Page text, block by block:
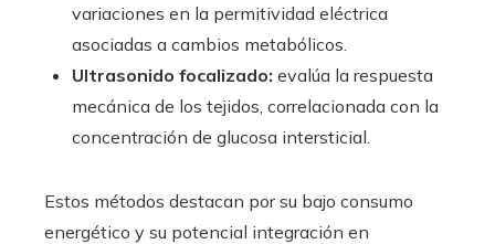
variaciones en la permitividad eléctrica
asociadas a cambios metabólicos.
Ultrasonido focalizado: evalúa la respuesta
mecánica de los tejidos, correlacionada con la
concentración de glucosa intersticial.
Estos métodos destacan por su bajo consumo
energético y su potencial integración en